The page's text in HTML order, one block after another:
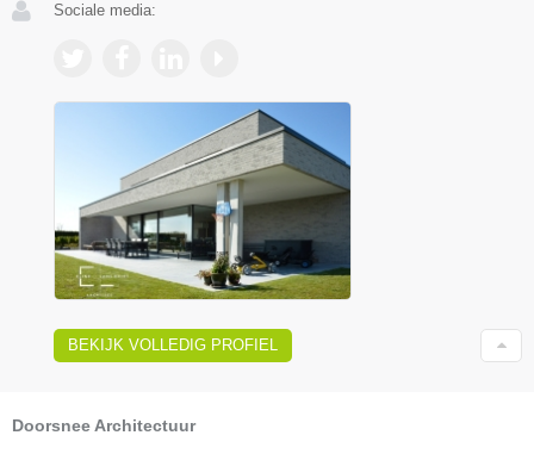
Sociale media:
BEKIJK VOLLEDIG PROFIEL
Doorsnee Architectuur